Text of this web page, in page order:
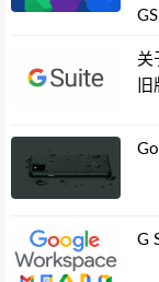
关
G